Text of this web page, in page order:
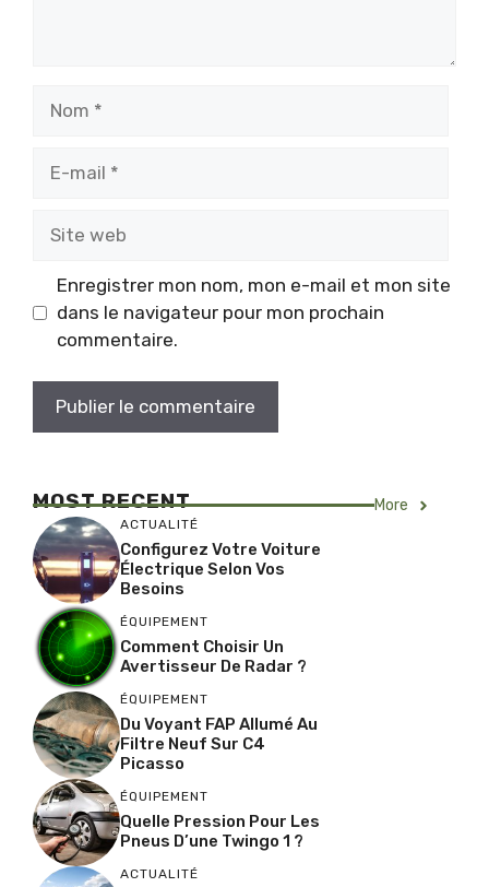
mail
web
Enregistrer mon nom, mon e-mail et mon site
dans le navigateur pour mon prochain
commentaire.
MOST RECENT More
ACTUALITÉ
Configurez Votre Voiture
Électrique Selon Vos
Besoins
ÉQUIPEMENT
Comment Choisir Un
Avertisseur De Radar ?
ÉQUIPEMENT
Du Voyant FAP Allumé Au
Filtre Neuf Sur C4
Picasso
ÉQUIPEMENT
Quelle Pression Pour Les
Pneus D’une Twingo 1 ?
ACTUALITÉ